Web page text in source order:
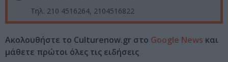
Τηλ. 210 4516264, 2104516822
Ακολουθήστε το Culturenow.gr στο Google News και
μάθετε πρώτοι όλες τις ειδήσεις